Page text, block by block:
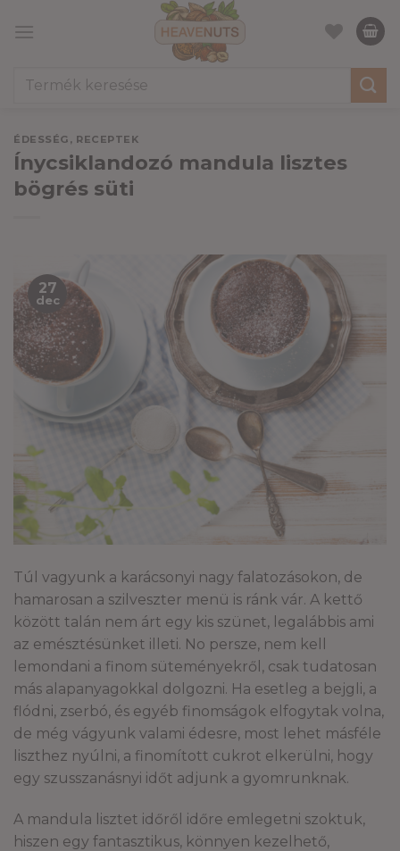
Keresés
ÉDESSÉG , RECEPTEK
Ínycsiklandozó mandula lisztes
bögrés süti
27
dec
Túl vagyunk a karácsonyi nagy falatozásokon, de
hamarosan a szilveszter menü is ránk vár. A kettő
között talán nem árt egy kis szünet, legalábbis ami
az emésztésünket illeti. No persze, nem kell
lemondani a finom süteményekről, csak tudatosan
más alapanyagokkal dolgozni. Ha esetleg a bejgli, a
flódni, zserbó, és egyéb finomságok elfogytak volna,
de még vágyunk valami édesre, most lehet másféle
liszthez nyúlni, a finomított cukrot elkerülni, hogy
egy szusszanásnyi időt adjunk a gyomrunknak.
A mandula lisztet időről időre emlegetni szoktuk,
hiszen egy fantasztikus, könnyen kezelhető,